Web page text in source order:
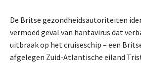
De Britse gezondheidsautoriteiten
vermoed geval van hantavirus dat
uitbraak op het cruiseschip – een
afgelegen Zuid-Atlantische eiland